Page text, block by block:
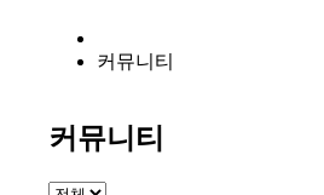
커뮤니티
커뮤니티